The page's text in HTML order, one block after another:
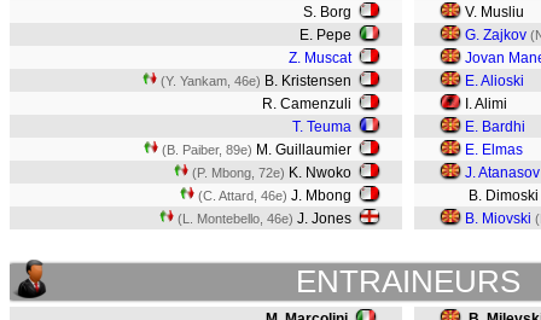
S. Borg
E. Pepe
Z. Muscat
(Y. Yankam, 46e) B. Kristensen
R. Camenzuli
T. Teuma
(B. Paiber, 89e) M. Guillaumier
(P. Mbong, 72e) K. Nwoko
(C. Attard, 46e) J. Mbong
(L. Montebello, 46e) J. Jones
V. Musliu
G. Zajkov
Jovan
E. Alioski
I. Alimi
E. Bardhi
E. Elmas
J. Atanasov
B. Dimoski
B. Miovski
ENTRAINEURS